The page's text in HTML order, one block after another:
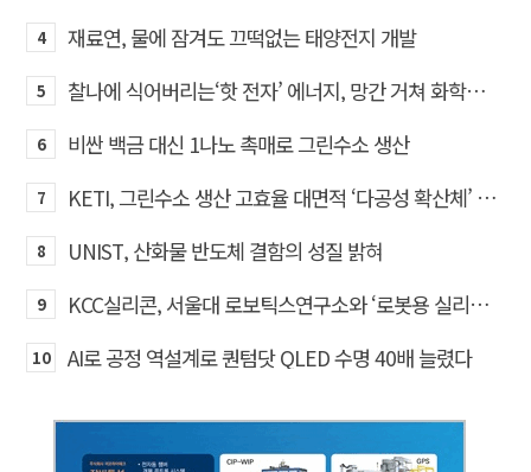
4 재료연, 물에 잠겨도 끄떡없는 태양전지 개발
5 찰나에 식어버리는‘핫 전자’ 에너지, 망간 거쳐 화학반응에 쓴다
6 비싼 백금 대신 1나노 촉매로 그린수소 생산
7 KETI, 그린수소 생산 고효율 대면적 ‘다공성 확산체’ 개발
8 UNIST, 산화물 반도체 결함의 성질 밝혀
9 KCC실리콘, 서울대 로보틱스연구소와 ‘로봇용 실리콘 소재’ 기술교류
10 AI로 공정 역설계로 퀀텀닷 QLED 수명 40배 늘렸다